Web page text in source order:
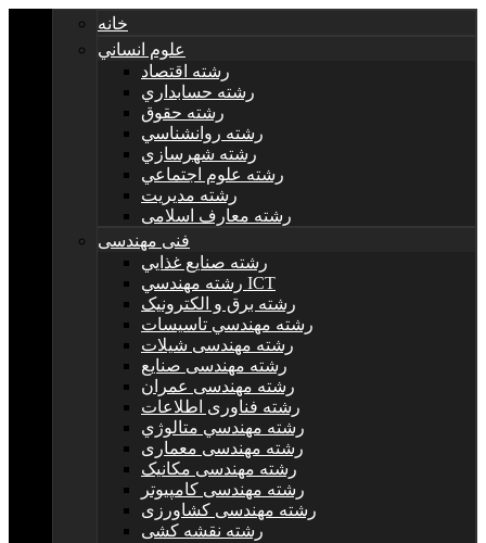
خانه
علوم انساني
رشته اقتصاد
رشته حسابداري
رشته حقوق
رشته روانشناسي
رشته شهرسازي
رشته علوم اجتماعي
رشته مديريت
رشته معارف اسلامی
فنی مهندسی
رشته صنايع غذايي
رشته مهندسي ICT
رشته برق و الکترونيک
رشته مهندسي تاسيسات
رشته مهندسی شیلات
رشته مهندسی صنایع
رشته مهندسی عمران
رشته فناوری اطلاعات
رشته مهندسي متالوژي
رشته مهندسی معماری
رشته مهندسی مکانیک
رشته مهندسی کامپیوتر
رشته مهندسی کشاورزی
رشته نقشه کشی